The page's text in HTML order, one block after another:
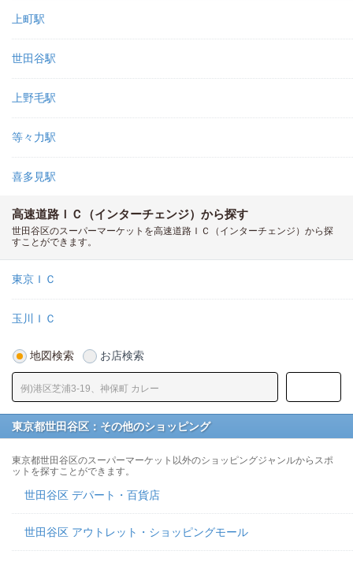
上町駅
世田谷駅
上野毛駅
等々力駅
喜多見駅
高速道路ＩＣ（インターチェンジ）から探す
世田谷区のスーパーマーケットを高速道路ＩＣ（インターチェンジ）から探
すことができます。
東京ＩＣ
玉川ＩＣ
地図検索 お店検索
東京都世田谷区：その他のショッピング
東京都世田谷区のスーパーマーケット以外のショッピングジャンルからスポ
ットを探すことができます。
世田谷区 デパート・百貨店
世田谷区 アウトレット・ショッピングモール